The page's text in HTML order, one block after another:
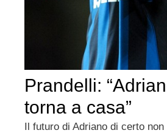
Prandelli:
torna a casa”
Il futuro di Adriano di certo